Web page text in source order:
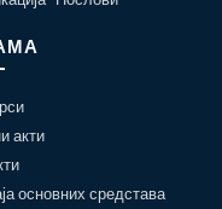
акти
основних средстава